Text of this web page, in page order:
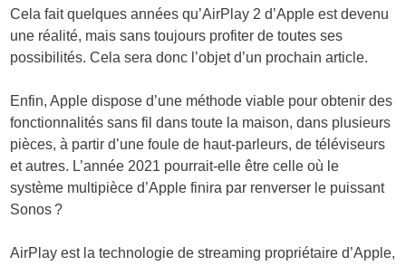
Cela fait quelques années qu’AirPlay 2 d’Apple est devenu
une réalité, mais sans toujours profiter de toutes ses
possibilités. Cela sera donc l’objet d’un prochain article.
Enfin, Apple dispose d’une méthode viable pour obtenir des
fonctionnalités sans fil dans toute la maison, dans plusieurs
pièces, à partir d’une foule de haut-parleurs, de téléviseurs
et autres. L’année 2021 pourrait-elle être celle où le
système multipièce d’Apple finira par renverser le puissant
Sonos ?
AirPlay est la technologie de streaming propriétaire d’Apple,